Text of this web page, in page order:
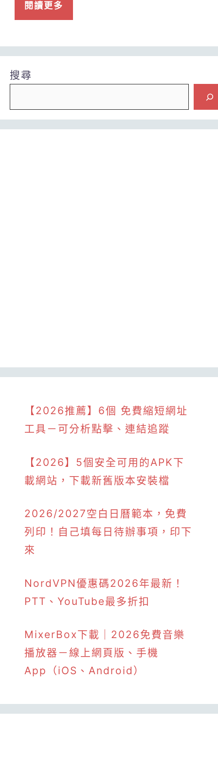
閱讀更多
搜尋
【2026推薦】6個 免費縮短網址
工具－可分析點擊、連結追蹤
【2026】5個安全可用的APK下
載網站，下載新舊版本安裝檔
2026/2027空白日曆範本，免費
列印！自己填每日待辦事項，印下
來
NordVPN優惠碼2026年最新！
PTT、YouTube最多折扣
MixerBox下載｜2026免費音樂
播放器－線上網頁版、手機
App（iOS、Android）